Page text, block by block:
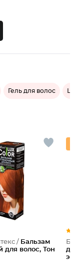
Гель для волос
/ Бальзам
для волос, Тон